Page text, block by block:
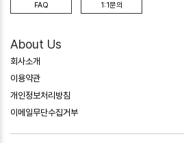
FAQ 1:1문의
About Us
회사소개
이용약관
개인정보처리방침
이메일무단수집거부